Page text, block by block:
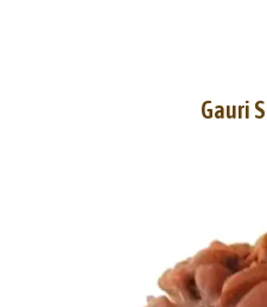
Gauri